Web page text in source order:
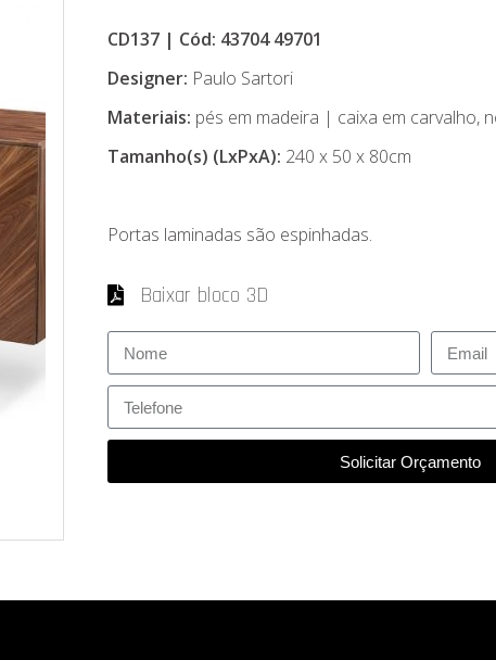
CD137 | Cód: 43704 49701
Designer: Paulo Sartori
Materiais: pés em madeira | caixa em carvalho,
Tamanho(s) (LxPxA): 240 x 50 x 80cm
Portas laminadas são espinhadas.
Baixar bloco 3D
Solicitar Orçamento